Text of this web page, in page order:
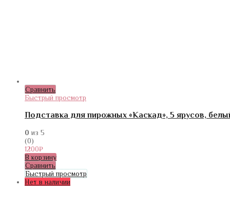
Сравнить
Быстрый просмотр
Подставка для пирожных «Каскад», 5 ярусов,
0 из 5
(0)
1200₽
В корзину
Сравнить
Быстрый просмотр
Нет в наличии